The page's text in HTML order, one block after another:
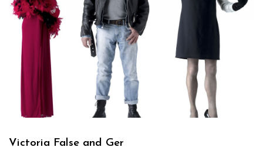
Victoria False and Ger